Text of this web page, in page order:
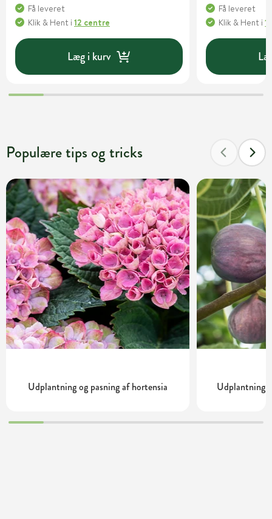
Få leveret
Klik & Hent i 12 centre
Læg i kurv
Få leveret
Klik & Hent i
Populære tips og tricks
Udplantning og pasning af hortensia Udplantning